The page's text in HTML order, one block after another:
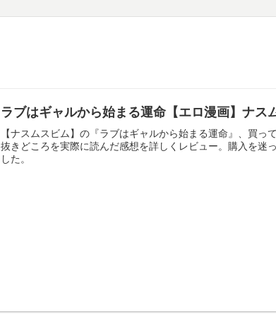
ラブはギャルから始まる運命【エロ漫画】ナス
【ナスムスビム】の『ラブはギャルから始まる運命』、買っ
抜きどころを実際に読んだ感想を詳しくレビュー。購入を迷
した。